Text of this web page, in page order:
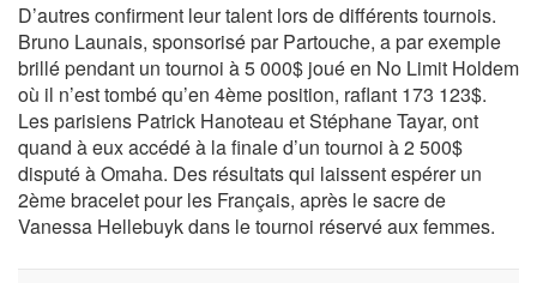
D’autres confirment leur talent lors de différents tournois.
Bruno Launais, sponsorisé par Partouche, a par exemple
brillé pendant un tournoi à 5 000$ joué en No Limit Holdem
où il n’est tombé qu’en 4ème position, raflant 173 123$.
Les parisiens Patrick Hanoteau et Stéphane Tayar, ont
quand à eux accédé à la finale d’un tournoi à 2 500$
disputé à Omaha. Des résultats qui laissent espérer un
2ème bracelet pour les Français, après le sacre de
Vanessa Hellebuyk dans le tournoi réservé aux femmes.